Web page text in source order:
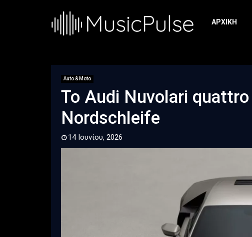
ΑΡΧΙΚΉ
Auto & Moto
Το Audi Nuvolari
Nordschleife
14 Ιουνίου, 2026